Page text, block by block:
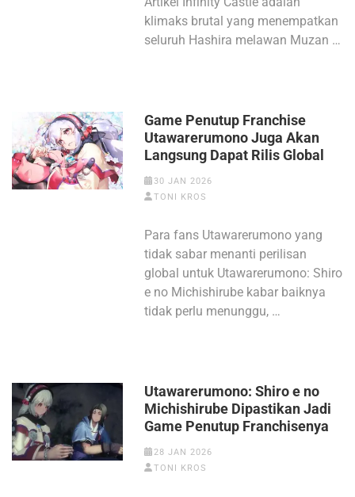
klimaks brutal yang menempatkan
seluruh Hashira melawan Muzan …
Game Penutup Franchise
Utawarerumono Juga Akan
Langsung Dapat Rilis Global
30 JAN 2026
TONI KROS
Para fans Utawarerumono yang
tidak sabar menanti perilisan
global untuk Utawarerumono: Shiro
e no Michishirube kabar baiknya
tidak perlu menunggu, …
Utawarerumono: Shiro e no
Michishirube Dipastikan Jadi
Game Penutup Franchisenya
28 JAN 2026
TONI KROS